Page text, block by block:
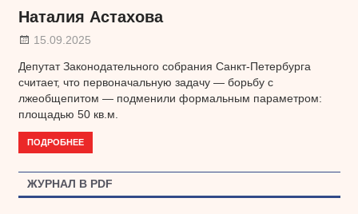
Наталия Астахова
15.09.2025
Депутат Законодательного собрания Санкт-Петербурга
считает, что первоначальную задачу — борьбу с
лжеобщепитом — подменили формальным параметром:
площадью 50 кв.м.
ПОДРОБНЕЕ
ЖУРНАЛ В PDF